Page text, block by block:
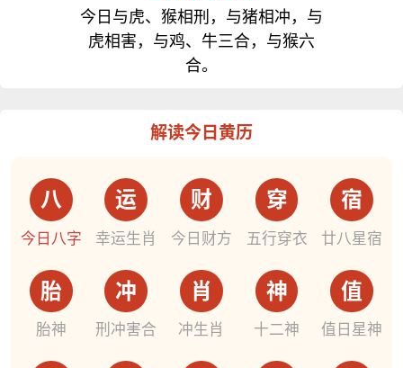
今日与虎、猴相刑，与猪相冲，与
虎相害，与鸡、牛三合，与猴六
合。
解读今日黄历
八
今日八字
运
幸运生肖
财
今日财方
穿
五行穿衣
宿
廿八星宿
胎
胎神
冲
刑冲害合
肖
冲生肖
神
十二神
值
值日星神